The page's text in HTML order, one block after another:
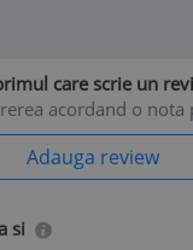
care scrie un
acordand o nota
Adauga review
si